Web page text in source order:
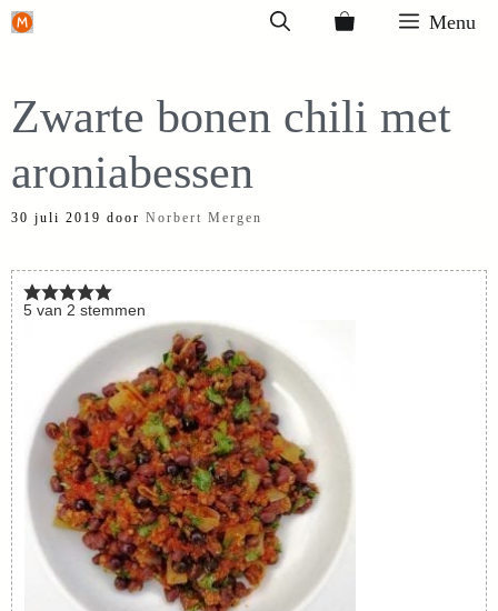
Ga
inhoud
Menu
Zwarte bonen chili met
aroniabessen
30 juli 2019 door Norbert Mergen
5 van 2 stemmen